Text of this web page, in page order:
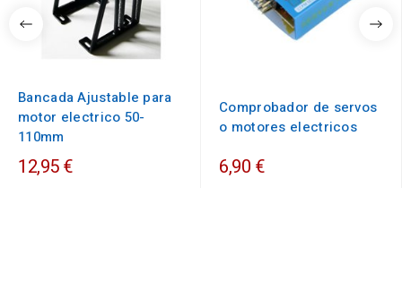
Bancada Ajustable para
motor electrico 50-
110mm
12,95 €
Comprobador de servos
o motores electricos
6,90 €